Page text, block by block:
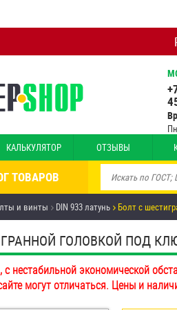
КАЛЬКУЛЯТОР ОТЗЫВЫ
ТОВАРОВ
скидкой
крепёж,
и винты DIN 933 латунь Болт с
ГОЛОВКОЙ ПОД
нестабильной экономической
могут отличаться. Цены и